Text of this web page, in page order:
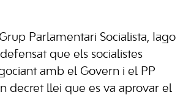
Parlamentari Socialista, Iago
que els socialistes
amb el Govern i el PP
decret llei que es va aprovar el